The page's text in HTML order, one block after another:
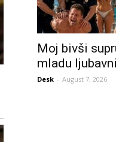
Moj bivši
mladu
Desk - August 7, 2026